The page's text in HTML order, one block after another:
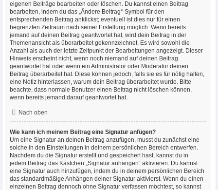
eigenen Beiträge bearbeiten oder löschen. Du kannst einen Beitrag
bearbeiten, indem du das „Ändere Beitrag“-Symbol für den
entsprechenden Beitrag anklickst; eventuell ist dies nur für einen
begrenzten Zeitraum nach seiner Erstellung möglich. Wenn bereits
jemand auf deinen Beitrag geantwortet hat, wird dein Beitrag in der
Themenansicht als überarbeitet gekennzeichnet. Es wird sowohl die
Anzahl als auch der letzte Zeitpunkt der Bearbeitungen angezeigt. Dieser
Hinweis erscheint nicht, wenn noch niemand auf deinen Beitrag
geantwortet hat oder wenn ein Administrator oder Moderator deinen
Beitrag überarbeitet hat. Diese können jedoch, falls sie es für nötig halten,
eine Notiz hinterlassen, warum dein Beitrag überarbeitet wurde. Bitte
beachte, dass normale Benutzer einen Beitrag nicht löschen können,
wenn bereits jemand darauf geantwortet hat.
Nach oben
Wie kann ich meinem Beitrag eine Signatur anfügen?
Um eine Signatur an deinen Beitrag anzufügen, musst du zunächst eine
solche in den Einstellungen in deinem persönlichen Bereich entwerfen.
Nachdem du die Signatur erstellt und gespeichert hast, kannst du in
jedem Beitrag das Kästchen „Signatur anhängen“ aktivieren. Du kannst
eine Signatur auch hinzufügen, indem du in deinem persönlichen Bereich
das standardmäßige Anhängen deiner Signatur aktivierst. Wenn du einen
einzelnen Beitrag dennoch ohne Signatur verfassen möchtest, so kannst